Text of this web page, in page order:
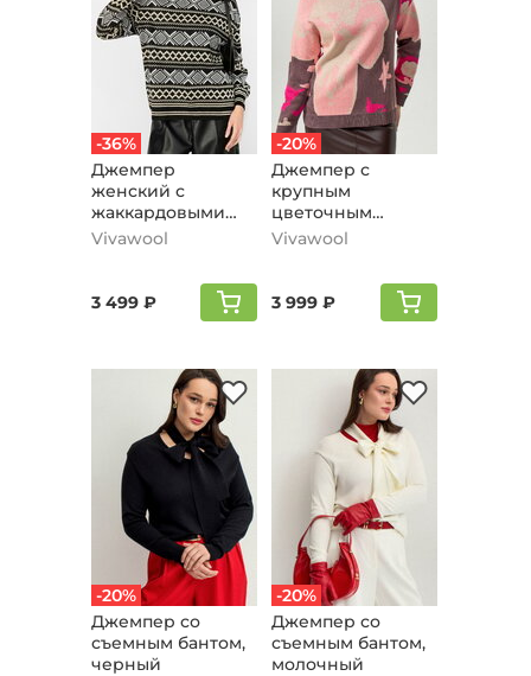
-36%
Джемпер
женский с
жаккардовыми
полосами, черный
Vivawool
3 499 ₽
-20%
Джемпер с
крупным
цветочным
орнаментом,
Vivawool
3 999 ₽
-20%
Джемпер со
съемным бантом,
черный
-20%
Джемпер со
съемным бантом,
молочный